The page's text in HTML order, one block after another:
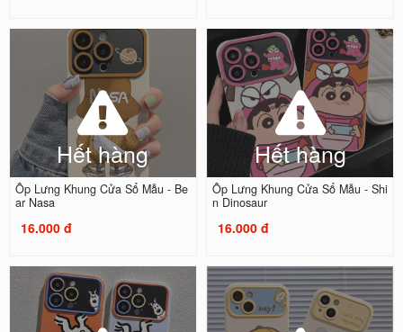
Hết hàng
Ốp Lưng Khung Cửa Sổ Mẫu - Be
ar Nasa
16.000 đ
Hết hàng
Ốp Lưng Khung Cửa Sổ Mẫu - Shi
n Dinosaur
16.000 đ